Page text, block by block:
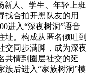
新人、学生、年轻上班
找合拍开黑队友的用
进入“深夜树洞”语音
址。构成从匿名倾吐到
交同步满脚，成为深夜
共情到圈层社交的延
族后进入“家族树洞”模